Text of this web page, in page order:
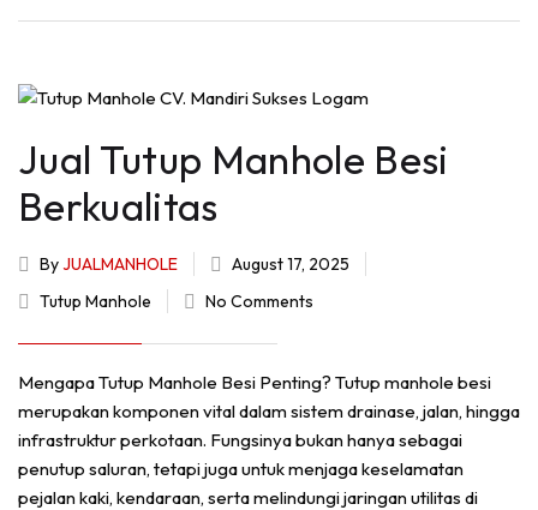
Jual Tutup Manhole Besi
Berkualitas
ByJUALMANHOLE
August 17, 2025
Tutup Manhole
No Comments
Mengapa Tutup Manhole Besi Penting? Tutup manhole besi
merupakan komponen vital dalam sistem drainase, jalan, hingga
infrastruktur perkotaan. Fungsinya bukan hanya sebagai
penutup saluran, tetapi juga untuk menjaga keselamatan
pejalan kaki, kendaraan, serta melindungi jaringan utilitas di